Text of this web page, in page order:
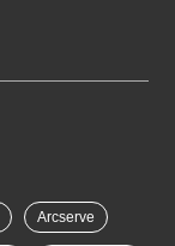
Arcserve